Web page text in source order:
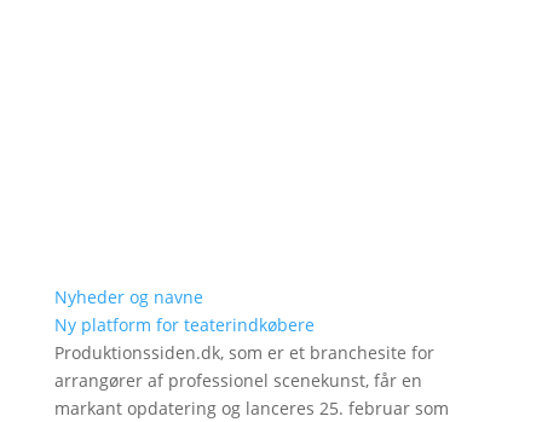
Nyheder og navne
Ny platform for teaterindkøbere
Produktionssiden.dk, som er et branchesite for
arrangører af professionel scenekunst, får en
markant opdatering og lanceres 25. februar som